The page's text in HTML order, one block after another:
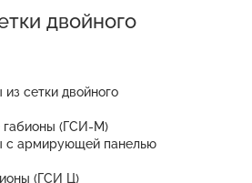
двойного
сетки двойного
габионы (ГСИ-М)
с армирующей панелью
(ГСИ Ц)